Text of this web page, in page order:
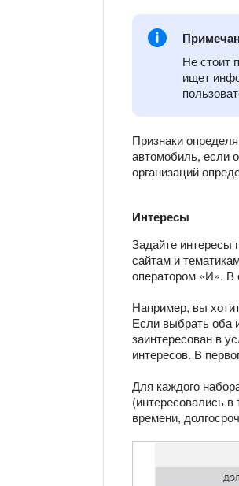
Не стоит
ищет
Признаки
автомобиль, если
организаций
Интересы
Задайте интересы
сайтам и
оператором «И».
Например, вы
Если выбрать оба
заинтересован в
интересов. В
Для каждого
(интересовались
времени,